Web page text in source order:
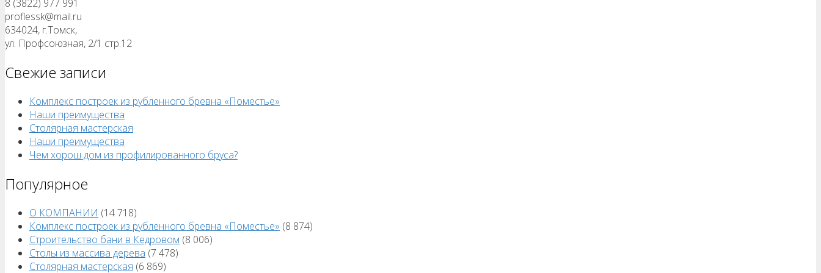
8 (3822) 977 991
proflessk@mail.ru
634024, г.Томск,
ул. Профсоюзная, 2/1 стр.12
Свежие записи
Комплекс построек из рубленного бревна «Поместье»
Наши преимущества
Столярная мастерская
Наши преимущества
Чем хорош дом из профилированного бруса?
Популярное
О КОМПАНИИ (14 718)
Комплекс построек из рубленного бревна «Поместье» (8 874)
Строительство бани в Кедровом (8 006)
Столы из массива дерева (7 478)
Столярная мастерская (6 869)